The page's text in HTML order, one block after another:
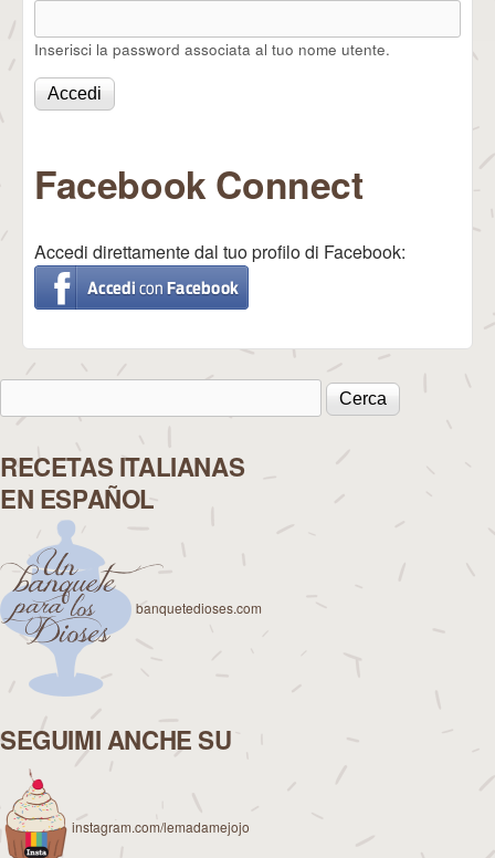
Inserisci la password associata al tuo nome utente.
Facebook Connect
Accedi direttamente dal tuo profilo di Facebook:
Form di ricerca
RECETAS ITALIANAS
EN ESPAÑOL
banquetedioses.com
SEGUIMI ANCHE SU
instagram.com/lemadamejojo